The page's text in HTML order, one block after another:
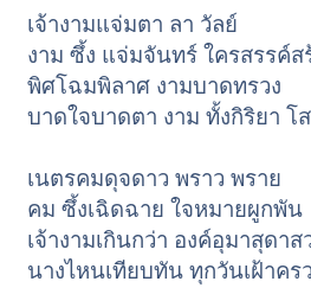
เจ้างามแจ่มตา ลา วัลย์
งาม ซึ้ง แจ่มจันทร์ ใครสรรค์ส
พิศโฉมพิลาศ งามบาดทรวง
บาดใจบาดตา งาม ทั้งกิริยา โ
เนตรคมดุจดาว พราว พราย
คม ซึ้งเฉิดฉาย ใจหมายผูกพัน
เจ้างามเกินกว่า องค์อุมาสุดาส
นางไหนเทียบทัน ทุกวันเฝ้าคร